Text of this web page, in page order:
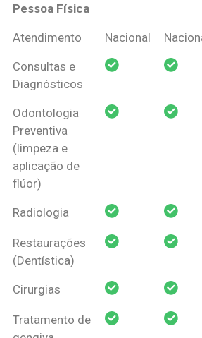
Pessoa Física
Coberturas
Pessoa Física
Nacional Criança
Atendimento Nacional
Consultas e
Diagnósticos
Odontologia
Preventiva
(limpeza e
aplicação de
flúor)
Radiologia
Restaurações
(Dentística)
Cirurgias
Tratamento de